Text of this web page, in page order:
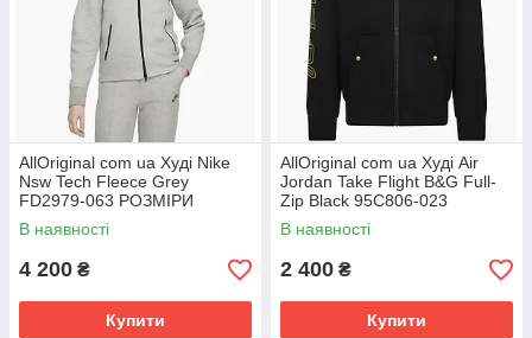
AllOriginal com ua Худі Nike
Nsw Tech Fleece Grey
FD2979-063 РОЗМІРИ
ЗАПИТУЙТЕ
В наявності
4 200 ₴
Купити
AllOriginal com ua Худі Air
Jordan Take Flight B&G Full-
Zip Black 95C806-023
РОЗМІРИ ЗАПИТУЙТЕ
В наявності
2 400 ₴
Купити